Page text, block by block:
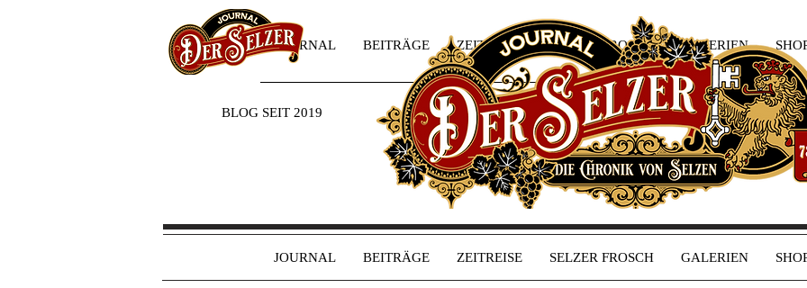
JOURNAL BEITRÄGE ZEITREISE SELZER FROSCH GALERIEN
JOURNAL BEITRÄGE ZEITREISE SELZER FROSCH GALERIEN
BLOG SEIT 2019